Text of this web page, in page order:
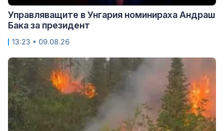
Управляващите в Унгария номинираха Андраш
Бака за президент
13:23 • 09.08.26